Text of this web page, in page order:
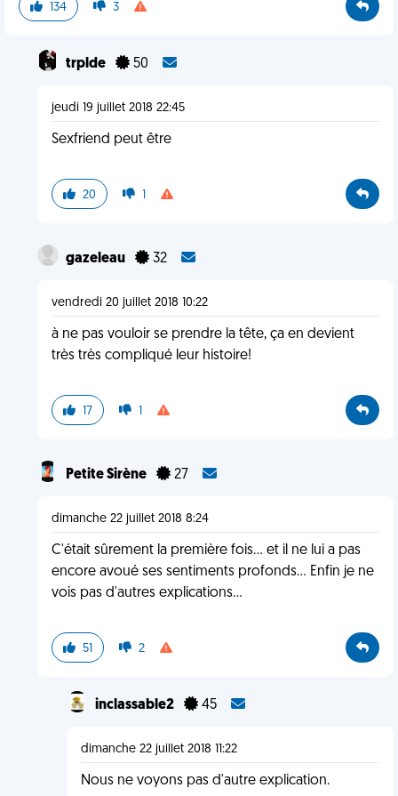
134 3
trplde 50
jeudi 19 juillet 2018 22:45
Sexfriend peut être
20 1
gazeleau 32
vendredi 20 juillet 2018 10:22
à ne pas vouloir se prendre la tête, ça en devient
très très compliqué leur histoire!
17 1
Petite Sirène 27
dimanche 22 juillet 2018 8:24
C'était sûrement la première fois... et il ne lui a pas
encore avoué ses sentiments profonds... Enfin je ne
vois pas d'autres explications...
51 2
inclassable2 45
dimanche 22 juillet 2018 11:22
Nous ne voyons pas d'autre explication.